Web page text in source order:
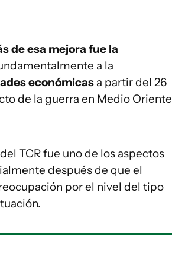
de esa mejora fue la
a la
económicas a partir del 26
de la guerra en Medio Oriente
TCR fue uno de los aspectos
después de que el
por el nivel del tipo